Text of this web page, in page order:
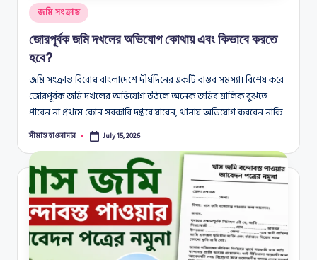
Posted
in
জমি সংক্রান্ত
জোরপূর্বক জমি দখলের অভিযোগ কোথায় এবং কিভাবে করতে
হবে?
জমি সংক্রান্ত বিরোধ বাংলাদেশে দীর্ঘদিনের একটি বাস্তব সমস্যা। বিশেষ করে
জোরপূর্বক জমি দখলের অভিযোগ উঠলে অনেক জমির মালিক বুঝতে
পারেন না প্রথমে কোন সরকারি দপ্তরে যাবেন, থানায় অভিযোগ করবেন নাকি
Posted
সীমান্ত হাওলাদার July 15, 2026